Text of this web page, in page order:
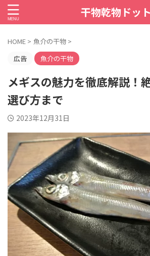
干物乾物ドッ
HOME > 魚介の干物 >
広告
魚介の干物
メギスの魅力を徹底解説！
選び方まで
2023年12月31日